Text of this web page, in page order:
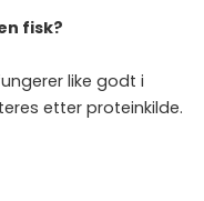
fisk?
like godt i
etter proteinkilde.